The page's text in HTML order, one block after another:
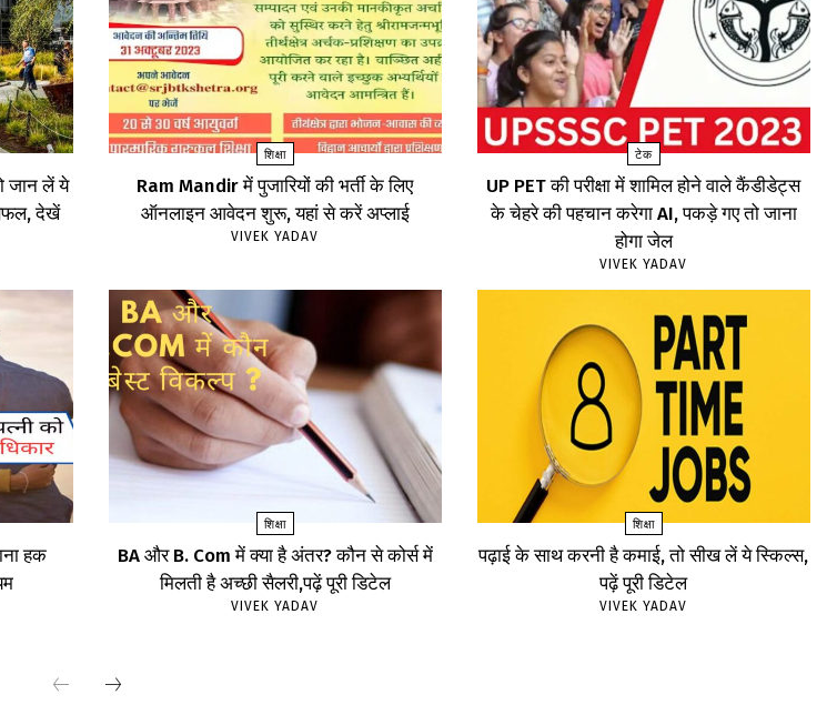
जान लें ये
देखें
शिक्षा
Ram Mandir में पुजारियों की भर्ती के लिए
ऑनलाइन आवेदन शुरू, यहां से करें अप्लाई
VIVEK YADAV
टेक
UP PET की परीक्षा में शामिल होने वाले कैंडीडेट्स
के चेहरे की पहचान करेगा AI, पकड़े गए तो जाना
होगा जेल
VIVEK YADAV
हक
शिक्षा
BA और B. Com में क्या है अंतर? कौन से कोर्स में
मिलती है अच्छी सैलरी,पढ़ें पूरी डिटेल
VIVEK YADAV
शिक्षा
पढ़ाई के साथ करनी है कमाई, तो सीख लें ये स्किल्स,
पढ़ें पूरी डिटेल
VIVEK YADAV